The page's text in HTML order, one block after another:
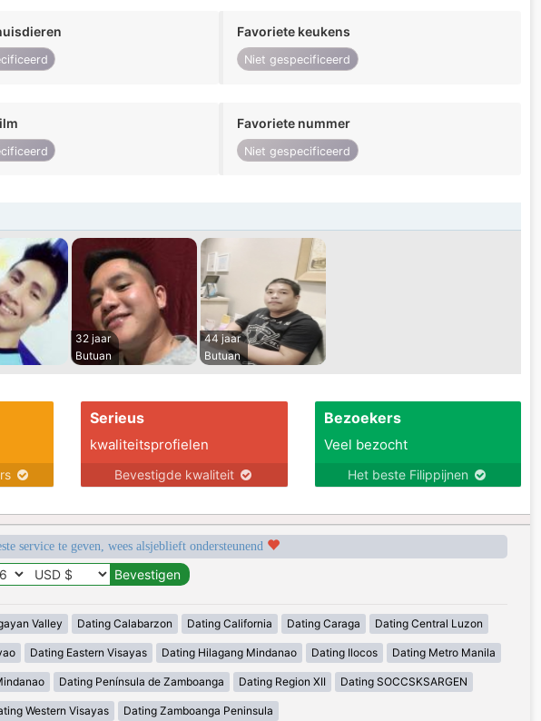
Favoriete keukens
Niet gespecificeerd
Favoriete nummer
Niet gespecificeerd
32 jaar
Butuan
44 jaar
Butuan
Serieus
kwaliteitsprofielen
Bevestigde kwaliteit
Bezoekers
Veel bezocht
Het beste Filippijnen
service te geven, wees alsjeblieft ondersteunend
Valley Dating Calabarzon Dating California Dating Caraga Dating Central Luzon
Dating Eastern Visayas Dating Hilagang Mindanao Dating Ilocos Dating Metro Manila
Dating Península de Zamboanga Dating Region XII Dating SOCCSKSARGEN
Western Visayas Dating Zamboanga Peninsula